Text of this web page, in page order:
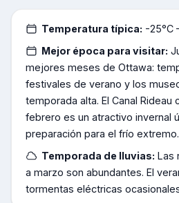
Temperatura típica: -25°C
Mejor época para visitar:
mejores meses de Ottawa:
festivales de verano y los
temporada alta. El Canal Rideau
febrero es un atractivo invernal
preparación para el frío extremo.
Temporada de lluvias: Las
a marzo son abundantes. El
tormentas eléctricas